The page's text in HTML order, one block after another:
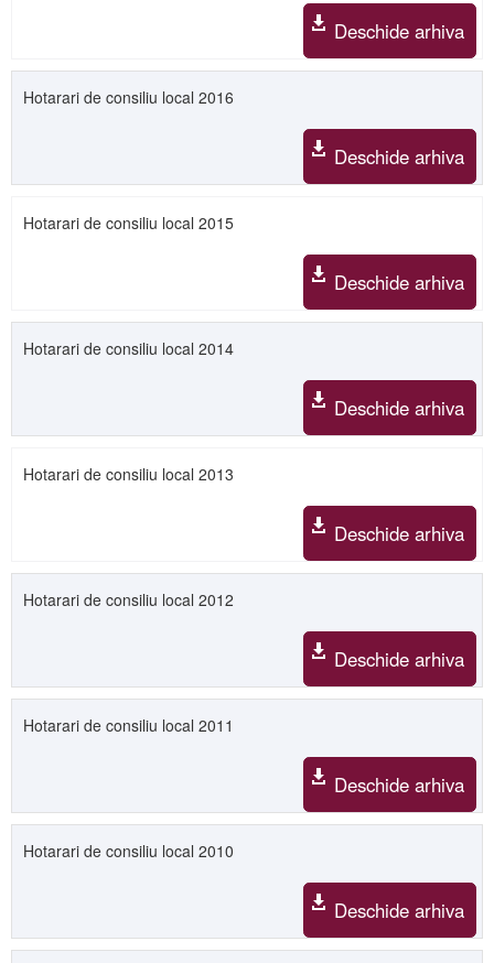
Deschide arhiva
Hotarari de consiliu local 2016
Deschide arhiva
Hotarari de consiliu local 2015
Deschide arhiva
Hotarari de consiliu local 2014
Deschide arhiva
Hotarari de consiliu local 2013
Deschide arhiva
Hotarari de consiliu local 2012
Deschide arhiva
Hotarari de consiliu local 2011
Deschide arhiva
Hotarari de consiliu local 2010
Deschide arhiva